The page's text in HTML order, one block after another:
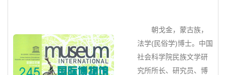
朝戈金，蒙古族，
法学(民俗学)博士。中国
社会科学院民族文学研
究所所长、研究员、博